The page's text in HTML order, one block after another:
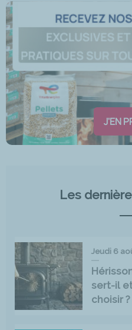
J'EN
Les
Jeudi 6
sert-il
choisir ?